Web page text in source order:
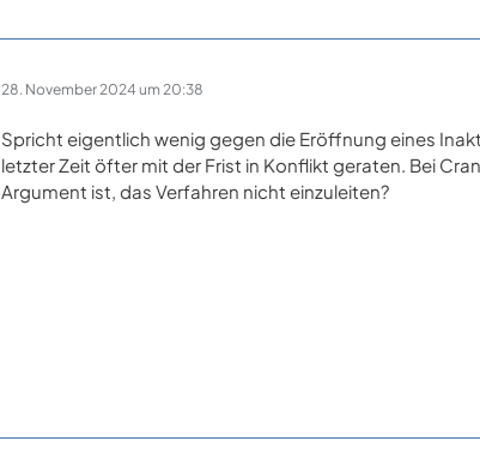
28. November 2024 um 20:38
Spricht eigentlich wenig gegen die Eröffnung eines
letzter Zeit öfter mit der Frist in Konflikt geraten. Bei
Argument ist, das Verfahren nicht einzuleiten?